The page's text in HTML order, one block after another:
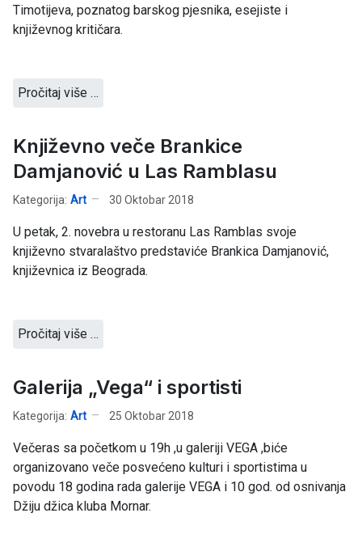
Timotijeva, poznatog barskog pjesnika, esejiste i
književnog kritičara.
Pročitaj više …
Književno veče Brankice
Damjanović u Las Ramblasu
Kategorija: Art 30 Oktobar 2018
U petak, 2. novebra u restoranu Las Ramblas svoje
književno stvaralaštvo predstaviće Brankica Damjanović,
književnica iz Beograda.
Pročitaj više …
Galerija „Vega“ i sportisti
Kategorija: Art 25 Oktobar 2018
Večeras sa početkom u 19h ,u galeriji VEGA ,biće
organizovano veče posvećeno kulturi i sportistima u
povodu 18 godina rada galerije VEGA i 10 god. od osnivanja
Džiju džica kluba Mornar.